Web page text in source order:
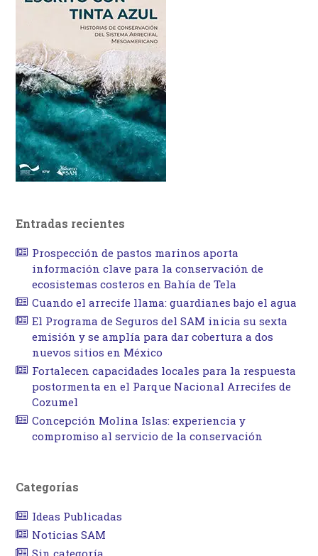
Entradas recientes
Prospección de pastos marinos aporta
información clave para la conservación de
ecosistemas costeros en Bahía de Tela
Cuando el arrecife llama: guardianes bajo el agua
El Programa de Seguros del SAM inicia su sexta
emisión y se amplía para dar cobertura a dos
nuevos sitios en México
Fortalecen capacidades locales para la respuesta
postormenta en el Parque Nacional Arrecifes de
Cozumel
Concepción Molina Islas: experiencia y
compromiso al servicio de la conservación
Categorías
Ideas Publicadas
Noticias SAM